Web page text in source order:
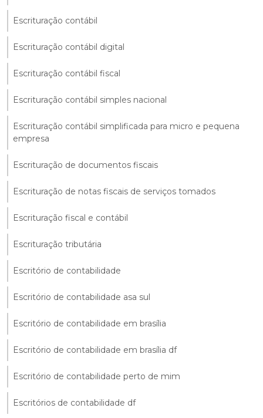
Escrituração contábil
Escrituração contábil digital
Escrituração contábil fiscal
Escrituração contábil simples nacional
Escrituração contábil simplificada para micro e pequena
empresa
Escrituração de documentos fiscais
Escrituração de notas fiscais de serviços tomados
Escrituração fiscal e contábil
Escrituração tributária
Escritório de contabilidade
Escritório de contabilidade asa sul
Escritório de contabilidade em brasília
Escritório de contabilidade em brasília df
Escritório de contabilidade perto de mim
Escritórios de contabilidade df